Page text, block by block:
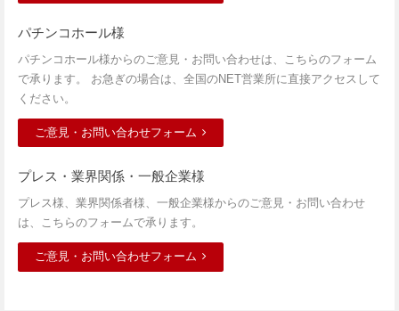
パチンコホール様
パチンコホール様からのご意見・お問い合わせは、こちらのフォーム
で承ります。 お急ぎの場合は、全国のNET営業所に直接アクセスして
ください。
ご意見・お問い合わせフォーム
プレス・業界関係・一般企業様
プレス様、業界関係者様、一般企業様からのご意見・お問い合わせ
は、こちらのフォームで承ります。
ご意見・お問い合わせフォーム